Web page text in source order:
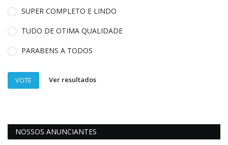
SUPER COMPLETO E LINDO
TUDO DE OTIMA QUALIDADE
PARABENS A TODOS
VOTE Ver resultados
NOSSOS ANUNCIANTES